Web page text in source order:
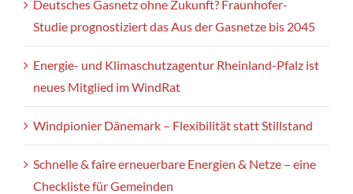
Deutsches Gasnetz ohne Zukunft? Fraunhofer-
Studie prognostiziert das Aus der Gasnetze bis 2045
Energie- und Klimaschutzagentur Rheinland-Pfalz ist
neues Mitglied im WindRat
Windpionier Dänemark – Flexibilität statt Stillstand
Schnelle & faire erneuerbare Energien & Netze – eine
Checkliste für Gemeinden